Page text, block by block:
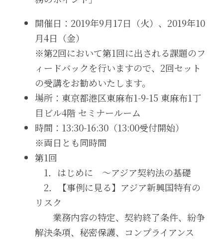
開催日：2019年9月17日（火）、2019年10
月4日（金）
※第2回において第1回に出される課題のフ
ィードバックを行いますので、2回セット
の受講をお勧めいたします。
場所：東京都港区東麻布1-9-15 東麻布1丁
目ビル4階 セミナールーム
時間：13:30-16:30（13:00受付開始）
※両日とも同時間
第1回
1．はじめに　～アジア契約法の基礎
2．【事例に見る】アジア新興国特有の
リスク
業務内容の特定、契約終了条件、紛争
解決条項、秘密保護、コンプライアンス